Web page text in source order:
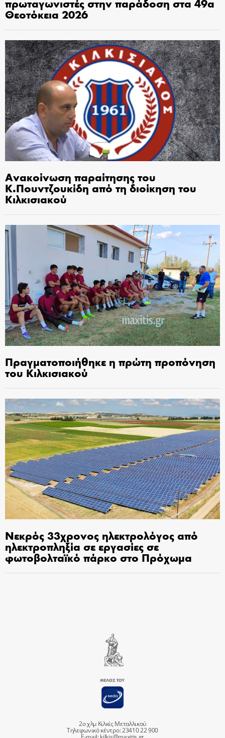
πρωταγωνιστές στην παράδοση στα 49α
Θεοτόκεια 2026
Ανακοίνωση παραίτησης του
Κ.Πουντζουκίδη από τη διοίκηση του
Κιλκισιακού
Πραγματοποιήθηκε η πρώτη προπόνηση
του Κιλκισιακού
Νεκρός 33χρονος ηλεκτρολόγος από
ηλεκτροπληξία σε εργασίες σε
φωτοβολταϊκό πάρκο στο Πρόχωμα
2ο χλμ Κιλκίς Μεταλλικού
Τηλεφωνικό κέντρο: 23410 22 900